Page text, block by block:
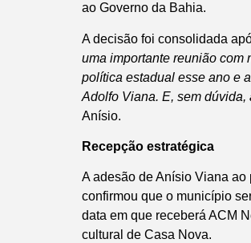
ao Governo da Bahia.
A decisão foi consolidada
uma importante reunião com
política estadual esse ano e
Adolfo Viana. E, sem dúvida,
Anísio.
Recepção estratégica
A adesão de Anísio Viana
confirmou que o município
data em que receberá ACM
cultural de Casa Nova.